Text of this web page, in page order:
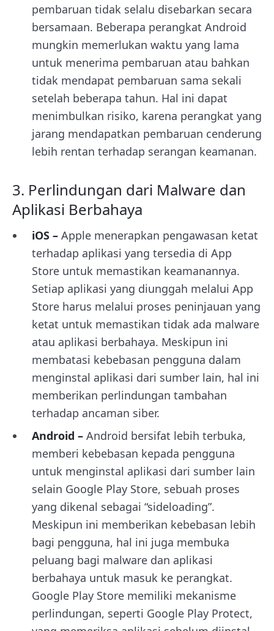
pembaruan tidak selalu disebarkan secara
bersamaan. Beberapa perangkat Android
mungkin memerlukan waktu yang lama
untuk menerima pembaruan atau bahkan
tidak mendapat pembaruan sama sekali
setelah beberapa tahun. Hal ini dapat
menimbulkan risiko, karena perangkat yang
jarang mendapatkan pembaruan cenderung
lebih rentan terhadap serangan keamanan.
3. Perlindungan dari Malware dan
Aplikasi Berbahaya
iOS – Apple menerapkan pengawasan ketat
terhadap aplikasi yang tersedia di App
Store untuk memastikan keamanannya.
Setiap aplikasi yang diunggah melalui App
Store harus melalui proses peninjauan yang
ketat untuk memastikan tidak ada malware
atau aplikasi berbahaya. Meskipun ini
membatasi kebebasan pengguna dalam
menginstal aplikasi dari sumber lain, hal ini
memberikan perlindungan tambahan
terhadap ancaman siber.
Android – Android bersifat lebih terbuka,
memberi kebebasan kepada pengguna
untuk menginstal aplikasi dari sumber lain
selain Google Play Store, sebuah proses
yang dikenal sebagai “sideloading”.
Meskipun ini memberikan kebebasan lebih
bagi pengguna, hal ini juga membuka
peluang bagi malware dan aplikasi
berbahaya untuk masuk ke perangkat.
Google Play Store memiliki mekanisme
perlindungan, seperti Google Play Protect,